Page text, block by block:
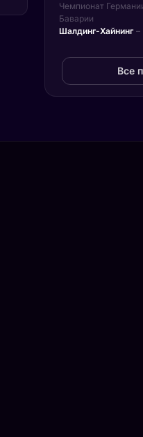
Чемпионат
Баварии
Шалдинг-Хайнинг –
Все